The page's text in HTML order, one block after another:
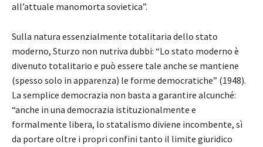
all’attuale manomorta sovietica”.
Sulla natura essenzialmente totalitaria dello stato
moderno, Sturzo non nutriva dubbi: “Lo stato moderno è
divenuto totalitario e può essere tale anche se mantiene
(spesso solo in apparenza) le forme democratiche” (1948).
La semplice democrazia non basta a garantire alcunché:
“anche in una democrazia istituzionalmente e
formalmente libera, lo statalismo diviene incombente, sì
da portare oltre i propri confini tanto il limite giuridico